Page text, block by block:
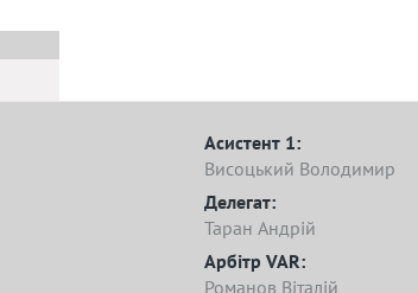
Асистент 1:
Висоцький Володимир
Делегат:
Таран Андрій
Арбітр VAR:
Романов Віталій